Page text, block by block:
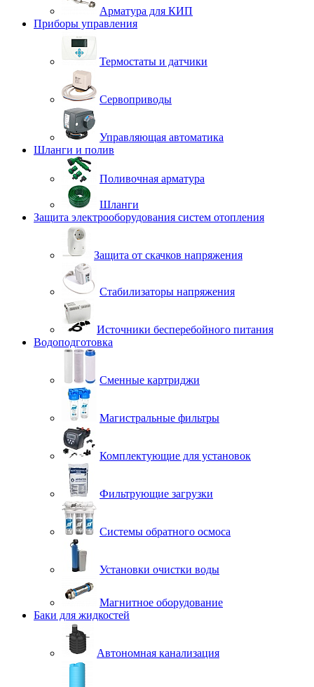
Арматура для КИП
Приборы управления
Термостаты и датчики
Сервоприводы
Управляющая автоматика
Шланги и полив
Поливочная арматура
Шланги
Защита электрооборудования систем отопления
Защита от скачков напряжения
Стабилизаторы напряжения
Источники бесперебойного питания
Водоподготовка
Сменные картриджи
Магистральные фильтры
Комплектующие для установок
Фильтрующие загрузки
Системы обратного осмоса
Установки очистки воды
Магнитное оборудование
Баки для жидкостей
Автономная канализация